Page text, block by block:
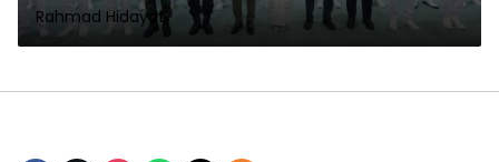
Rahmad Hidayat